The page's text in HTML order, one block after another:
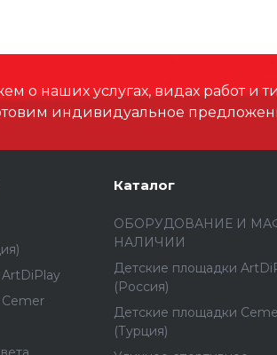
о наших услугах, видах работ и
индивидуальное
Каталог
ОБОРУДОВАНИЕ И
НАЛИЧИИ
Детские площадки
(Россия)
Детские площадки
(Турция)